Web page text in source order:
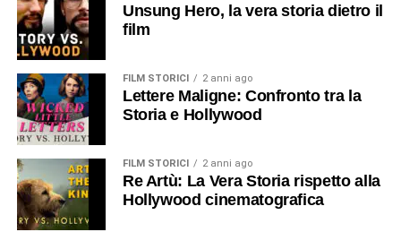
Unsung Hero, la vera storia dietro il
film
FILM STORICI 2 anni ago
Lettere Maligne: Confronto tra la
Storia e Hollywood
FILM STORICI 2 anni ago
Re Artù: La Vera Storia rispetto alla
Hollywood cinematografica